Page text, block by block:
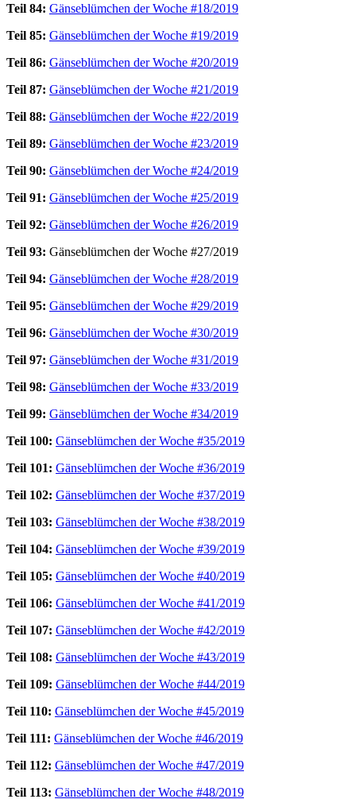
Teil 84: Gänseblümchen der Woche #18/2019
Teil 85: Gänseblümchen der Woche #19/2019
Teil 86: Gänseblümchen der Woche #20/2019
Teil 87: Gänseblümchen der Woche #21/2019
Teil 88: Gänseblümchen der Woche #22/2019
Teil 89: Gänseblümchen der Woche #23/2019
Teil 90: Gänseblümchen der Woche #24/2019
Teil 91: Gänseblümchen der Woche #25/2019
Teil 92: Gänseblümchen der Woche #26/2019
Teil 93: Gänseblümchen der Woche #27/2019
Teil 94: Gänseblümchen der Woche #28/2019
Teil 95: Gänseblümchen der Woche #29/2019
Teil 96: Gänseblümchen der Woche #30/2019
Teil 97: Gänseblümchen der Woche #31/2019
Teil 98: Gänseblümchen der Woche #33/2019
Teil 99: Gänseblümchen der Woche #34/2019
Teil 100: Gänseblümchen der Woche #35/2019
Teil 101: Gänseblümchen der Woche #36/2019
Teil 102: Gänseblümchen der Woche #37/2019
Teil 103: Gänseblümchen der Woche #38/2019
Teil 104: Gänseblümchen der Woche #39/2019
Teil 105: Gänseblümchen der Woche #40/2019
Teil 106: Gänseblümchen der Woche #41/2019
Teil 107: Gänseblümchen der Woche #42/2019
Teil 108: Gänseblümchen der Woche #43/2019
Teil 109: Gänseblümchen der Woche #44/2019
Teil 110: Gänseblümchen der Woche #45/2019
Teil 111: Gänseblümchen der Woche #46/2019
Teil 112: Gänseblümchen der Woche #47/2019
Teil 113: Gänseblümchen der Woche #48/2019